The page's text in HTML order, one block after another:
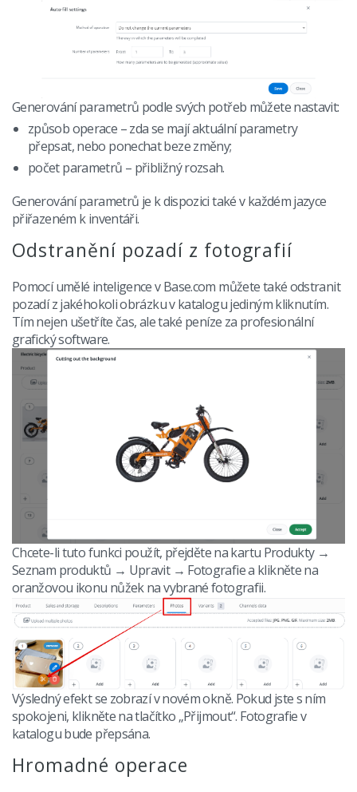
Generování parametrů podle svých potřeb můžete nastavit:
způsob operace – zda se mají aktuální parametry
přepsat, nebo ponechat beze změny;
počet parametrů – přibližný rozsah.
Generování parametrů je k dispozici také v každém jazyce
přiřazeném k inventáři.
Odstranění pozadí z fotografií
Pomocí umělé inteligence v Base.com můžete také odstranit
pozadí z jakéhokoli obrázku v katalogu jediným kliknutím.
Tím nejen ušetříte čas, ale také peníze za profesionální
grafický software.
Chcete-li tuto funkci použít, přejděte na kartu Produkty →
Seznam produktů → Upravit → Fotografie a klikněte na
oranžovou ikonu nůžek na vybrané fotografii.
Výsledný efekt se zobrazí v novém okně. Pokud jste s ním
spokojeni, klikněte na tlačítko „Přijmout“. Fotografie v
katalogu bude přepsána.
Hromadné operace